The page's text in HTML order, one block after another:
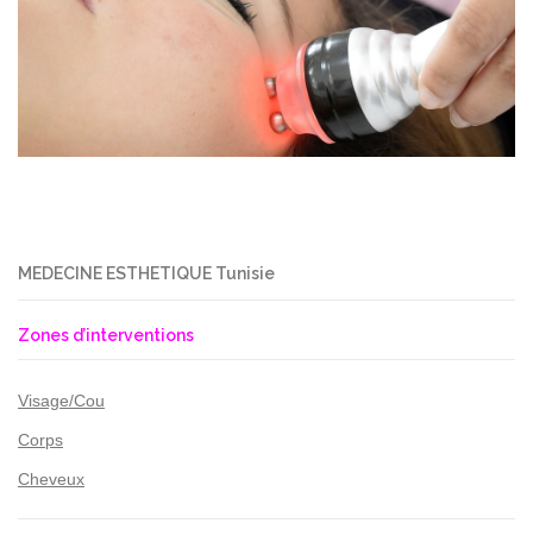
MEDECINE ESTHETIQUE Tunisie
Zones d’interventions
Visage/Cou
Corps
Cheveux